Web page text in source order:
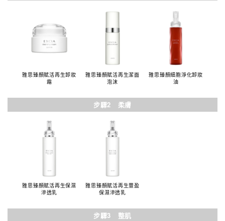
雅思臻顏賦活再生卸妝
霜
雅思臻顏賦活再生潔面
泡沫
雅思臻顏細胞淨化卸妝
油
步驟2 柔膚
雅思臻顏賦活再生保濕
滲透乳
雅思臻顏賦活再生豐盈
保濕滲透乳
步驟3 整肌